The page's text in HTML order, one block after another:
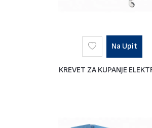
Na Upit
KREVET ZA KUPANJE